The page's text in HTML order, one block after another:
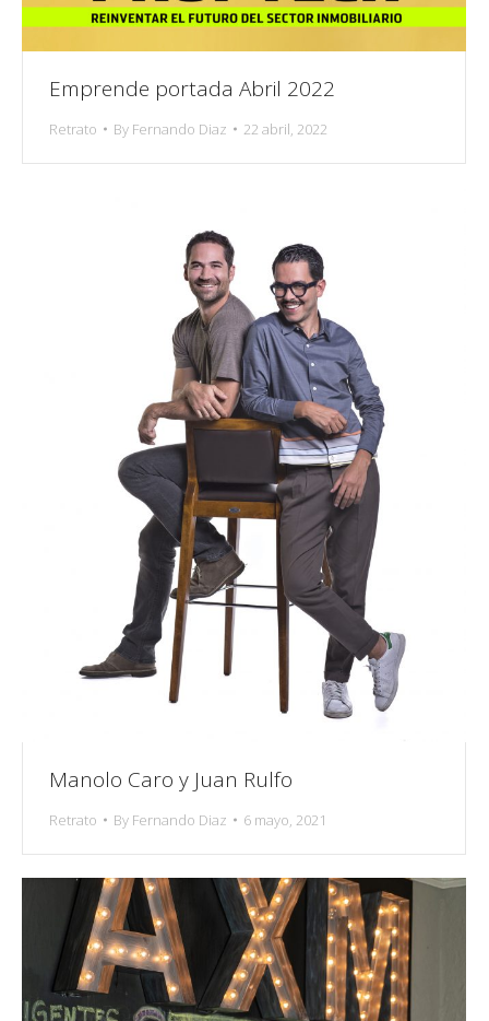
Emprende portada Abril 2022
Retrato By Fernando Diaz 22 abril, 2022
Manolo Caro y Juan Rulfo
Retrato By Fernando Diaz 6 mayo, 2021